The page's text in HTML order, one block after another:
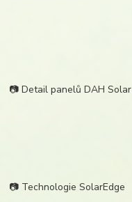
📷 Detail panelů DAH Solar
📷 Technologie SolarEdge